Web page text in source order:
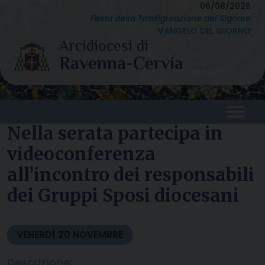
content
06/08/2026
Festa della Trasfigurazione del Signore
VANGELO DEL GIORNO
Nella serata partecipa in
videoconferenza
all’incontro dei responsabili
dei Gruppi Sposi diocesani
VENERDÌ 20 NOVEMBRE